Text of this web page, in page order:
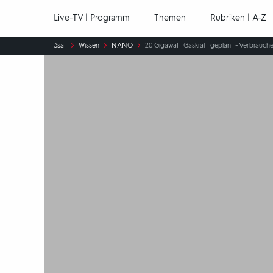
Live-TV | Programm Themen Rubriken | A-Z
Sie
sind
3sat Wissen NANO 20 Gigawatt Gaskraft geplant -